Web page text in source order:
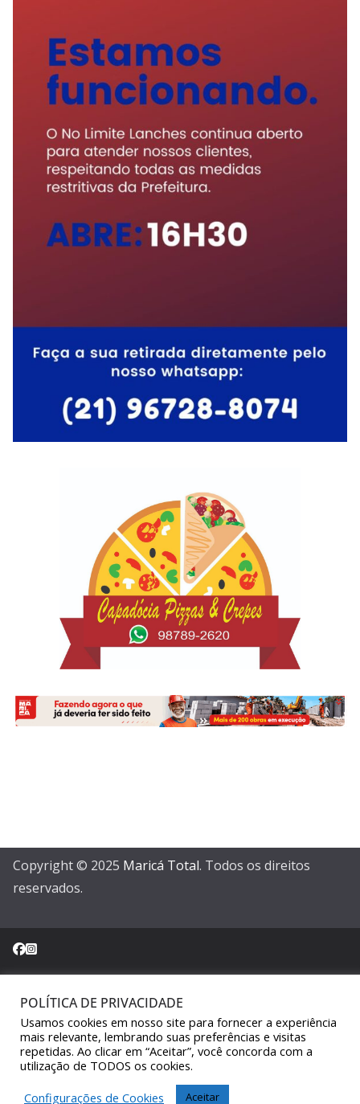
Copyright © 2025 Maricá Total. Todos os direitos
reservados.
POLÍTICA DE PRIVACIDADE
Usamos cookies em nosso site para fornecer a experiência
mais relevante, lembrando suas preferências e visitas
repetidas. Ao clicar em “Aceitar”, você concorda com a
utilização de TODOS os cookies.
Configurações de Cookies
Aceitar
Sair da versão mobile